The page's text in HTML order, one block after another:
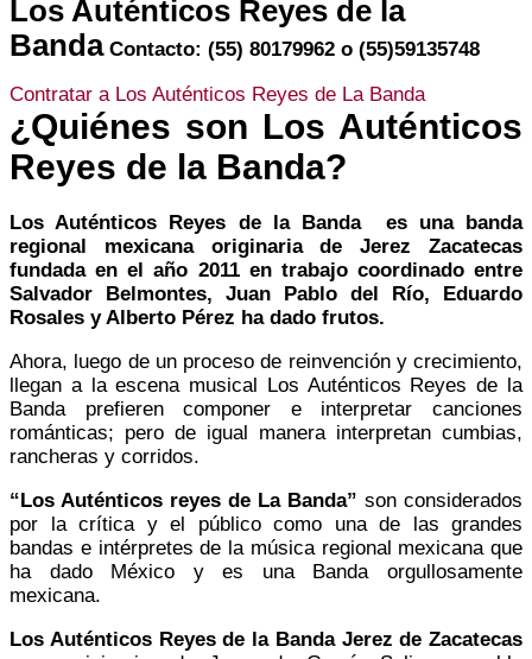
Los Auténticos Reyes de la
BandaContacto: (55) 80179962 o (55)59135748
Contratar a Los Auténticos Reyes de La Banda
¿Quiénes son Los Auténticos
Reyes de la Banda?
Los Auténticos Reyes de la Banda es una banda
regional mexicana originaria de Jerez Zacatecas
fundada en el año 2011 en trabajo coordinado entre
Salvador Belmontes, Juan Pablo del Río, Eduardo
Rosales y Alberto Pérez ha dado frutos.
Ahora, luego de un proceso de reinvención y crecimiento,
llegan a la escena musical Los Auténticos Reyes de la
Banda prefieren componer e interpretar canciones
románticas; pero de igual manera interpretan cumbias,
rancheras y corridos.
“Los Auténticos reyes de La Banda” son considerados
por la crítica y el público como una de las grandes
bandas e intérpretes de la música regional mexicana que
ha dado México y es una Banda orgullosamente
mexicana.
Los Auténticos Reyes de la Banda Jerez de Zacatecas